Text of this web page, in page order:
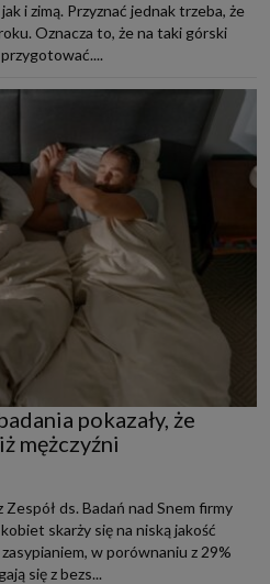
i zimą. Przyznać jednak trzeba, że
Oznacza to, że na taki górski
pokazały, że
mężczyźni
ds. Badań nad Snem firmy
skarży się na niską jakość
w porównaniu z 29%
się z bezs...